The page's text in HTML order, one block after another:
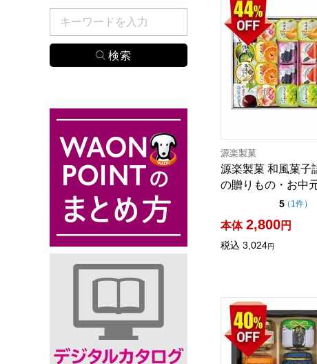
源楽製菓
源楽製菓 和風菓子
の贈りもの・お中
5点（5
（ 1件の評
）
本体 2,800円
税込 3,024円
ニッスイ＆ウミオ
検索したい商品のキーワードを入力してください。